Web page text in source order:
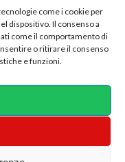
come i cookie per
dispositivo. Il consenso a
come il comportamento di
o ritirare il consenso
e funzioni.